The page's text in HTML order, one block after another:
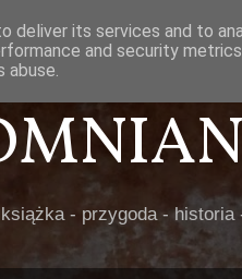
- przygoda -
deliver its services and to
and security
abuse.